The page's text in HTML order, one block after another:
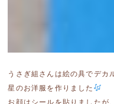
うさぎ組さんは絵の具でデカ
星のお洋服を作りました
お顔はシールを貼りましたが